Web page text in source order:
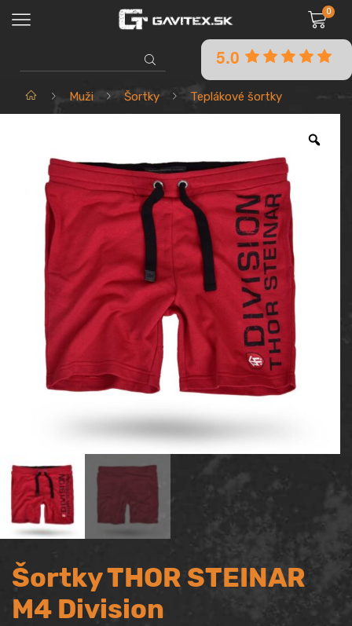
0
SEARCH
INPUT
5.0
Domov Muži Šortky Teplákové šortky
Šortky THOR STEINAR
M4 Division